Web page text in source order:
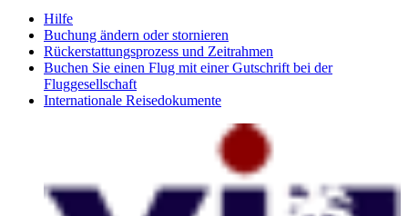
Hilfe
Buchung ändern oder stornieren
Rückerstattungsprozess und Zeitrahmen
Buchen Sie einen Flug mit einer Gutschrift bei der
Fluggesellschaft
Internationale Reisedokumente